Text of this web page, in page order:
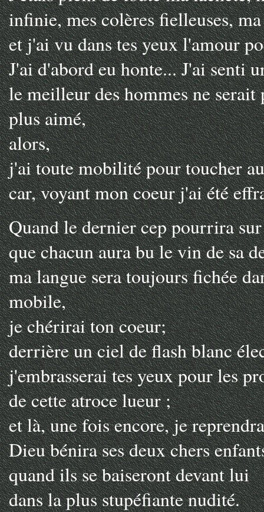
infinie, mes colères fielleuses,
et j'ai vu dans tes yeux l'amour
J'ai d'abord eu honte... J'ai senti
le meilleur des hommes ne serait
plus aimé,
alors,
j'ai toute mobilité pour toucher
car, voyant mon coeur j'ai été
Quand le dernier cep pourrira
que chacun aura bu le vin de sa
ma langue sera toujours fichée
mobile,
je chérirai ton coeur;
derrière un ciel de flash blanc
j'embrasserai tes yeux pour les
de cette atroce lueur ;
et là, une fois encore, je
Dieu bénira ses deux chers
quand ils se baiseront devant lui
dans la plus stupéfiante nudité.